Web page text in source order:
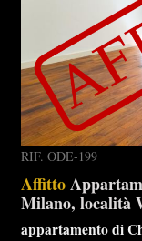
RIF. ODE-199
Affitto
Milano, località
appartamento di